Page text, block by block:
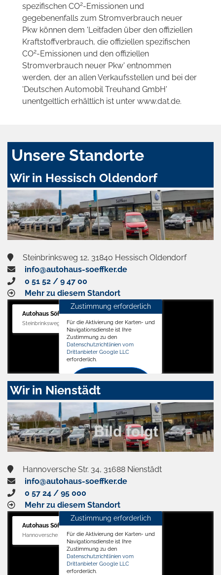
spezifischen CO2-Emissionen und
gegebenenfalls zum Stromverbrauch neuer
Pkw können dem 'Leitfaden über den offiziellen
Kraftstoffverbrauch, die offiziellen spezifischen
CO2-Emissionen und den offiziellen
Stromverbrauch neuer Pkw' entnommen
werden, der an allen Verkaufsstellen und bei der
'Deutschen Automobil Treuhand GmbH'
unentgeltlich erhältlich ist unter www.dat.de.
Unsere Standorte
Wir in Hessisch Oldendorf
Steinbrinksweg 12, 31840 Hessisch Oldendorf
info@autohaus-soeffker.de
0 51 52 / 9 47 00
Mehr zu diesem Standort
Autohaus Söffker GmbH
Steinbrinksweg 12, 31840 Hessisch Oldendorf
Zustimmung erforderlich
Für die Aktivierung der Karten- und
Navigationsdienste ist Ihre
Zustimmung zu den
Datenschutzrichtlinien vom
Drittanbieter Google LLC
erforderlich.
Zustimmen
aktivieren
Wir in Nienstädt
Hannoversche Str. 34, 31688 Nienstädt
info@autohaus-soeffker.de
0 57 24 / 95 000
Mehr zu diesem Standort
Autohaus Söffker GmbH
Hannoversche Str. 34, 31688 Nienstädt
Zustimmung erforderlich
Für die Aktivierung der Karten- und
Navigationsdienste ist Ihre
Zustimmung zu den
Datenschutzrichtlinien vom
Drittanbieter Google LLC
erforderlich.